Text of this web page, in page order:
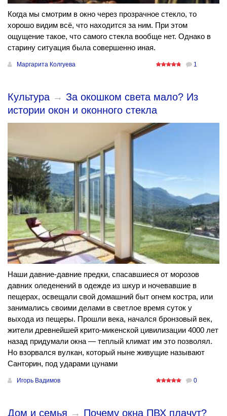
Когда мы смотрим в окно через прозрачное стекло, то
хорошо видим всё, что находится за ним. При этом
ощущение такое, что самого стекла вообще нет. Однако в
старину ситуация была совершенно иная.
Маргарита Колгуева 1
Культура→ За окошком света мало? Из
истории окон и оконного стекла
Наши давние-давние предки, спасавшиеся от морозов
давних оледенений в одежде из шкур и ночевавшие в
пещерах, освещали свой домашний быт огнем костра, или
занимались своими делами в светлое время суток у
выхода из пещеры. Прошли века, начался бронзовый век,
жители древнейшей крито-микенской цивилизации 4000 лет
назад придумали окна — теплый климат им это позволял.
Но взорвался вулкан, который ныне живущие называют
Санторин, под ударами цунами
Игорь Вадимов 0
Дом и семья → Почему окна ПВХ плачут?